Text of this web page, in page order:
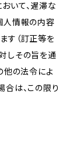
いて、遅滞な
人情報の内容
す（訂正等を
しその旨を通
他の法令によ
合は、この限り